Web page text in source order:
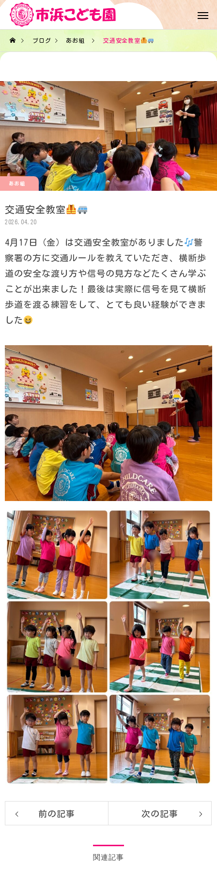
ブログ あお組 交通安全教室
あお組
交通安全教室
2026.04.20
4月17日（金）は交通安全教室がありました
警
察署の方に交通ルールを教えていただき、横断歩
道の安全な渡り方や信号の見方などたくさん学ぶ
ことが出来ました！最後は実際に信号を見て横断
歩道を渡る練習をして、とても良い経験ができま
した
前の記事 次の記事
関連記事